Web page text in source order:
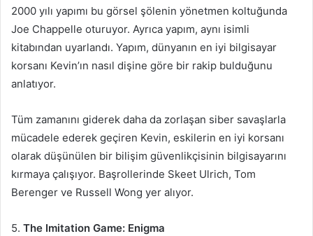
2000 yılı yapımı bu görsel şölenin yönetmen koltuğunda
Joe Chappelle oturuyor. Ayrıca yapım, aynı isimli
kitabından uyarlandı. Yapım, dünyanın en iyi bilgisayar
korsanı Kevin’ın nasıl dişine göre bir rakip bulduğunu
anlatıyor.
Tüm zamanını giderek daha da zorlaşan siber savaşlarla
mücadele ederek geçiren Kevin, eskilerin en iyi korsanı
olarak düşünülen bir bilişim güvenlikçisinin bilgisayarını
kırmaya çalışıyor. Başrollerinde Skeet Ulrich, Tom
Berenger ve Russell Wong yer alıyor.
5. The Imitation Game: Enigma